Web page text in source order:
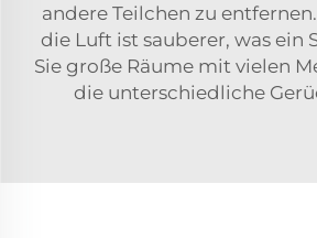
andere Teilchen zu
die Luft ist sauberer, was ein
Sie große Räume mit vielen
die unterschiedliche